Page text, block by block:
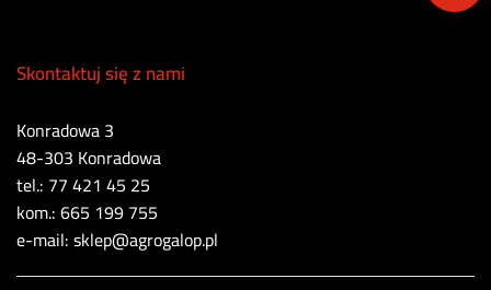
Skontaktuj się z nami
Konradowa 3
48-303 Konradowa
tel.: 77 421 45 25
kom.: 665 199 755
e-mail: sklep@agrogalop.pl